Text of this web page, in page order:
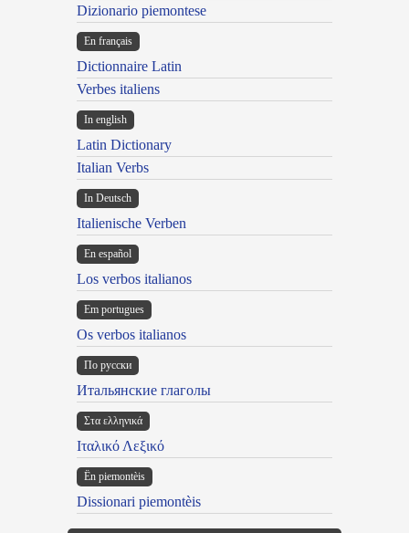
Dizionario piemontese
En français
Dictionnaire Latin
Verbes italiens
In english
Latin Dictionary
Italian Verbs
In Deutsch
Italienische Verben
En español
Los verbos italianos
Em portugues
Os verbos italianos
По русски
Итальянские глаголы
Στα ελληνικά
Ιταλικό Λεξικό
Ën piemontèis
Dissionari piemontèis